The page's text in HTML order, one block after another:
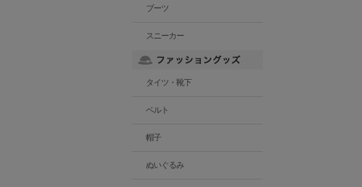
ブーツ
スニーカー
タイツ・靴下
ベルト
帽子
ぬいぐるみ